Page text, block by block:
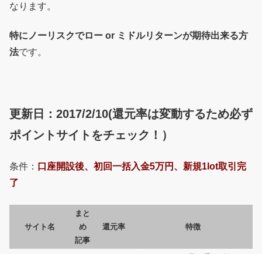
なります。
特にノーリスクでロー or ミドルリターンが期待出来る方
法です。
更新日：2017/2/10(還元率は変動するため必ず
ポイントサイトをチェック！）
条件： 口座開設後、初回一括入金5万円、新規1lot取引完
了
サイト名
まと
め
記事
還元率 特徴